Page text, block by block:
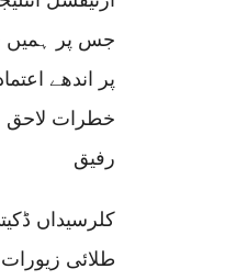
پریس کانفرنس
پر اندھے
خطرات لاحق
رفیق
طلائی